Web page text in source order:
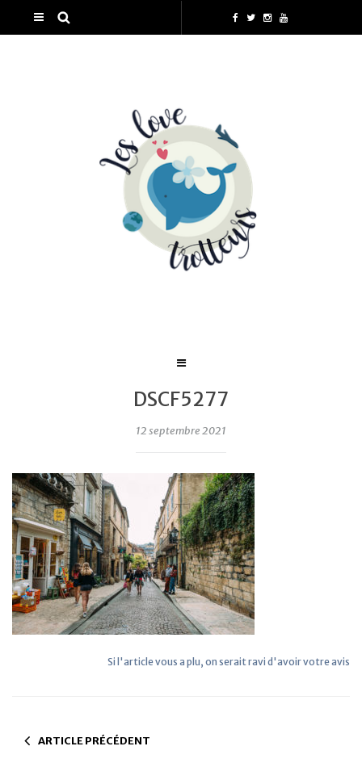
DSCF5277
12 septembre 2021
Si l'article vous a plu, on serait ravi d'avoir votre avis
ARTICLE PRÉCÉDENT